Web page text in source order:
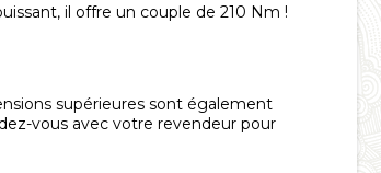
il offre un couple de 210 Nm !
supérieures sont également
vous avec votre revendeur pour